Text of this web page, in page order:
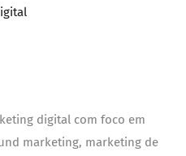
digital com foco em
marketing, marketing de